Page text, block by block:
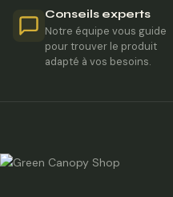
Conseils experts
Notre équipe vous guide
pour trouver le produit
adapté à vos besoins.